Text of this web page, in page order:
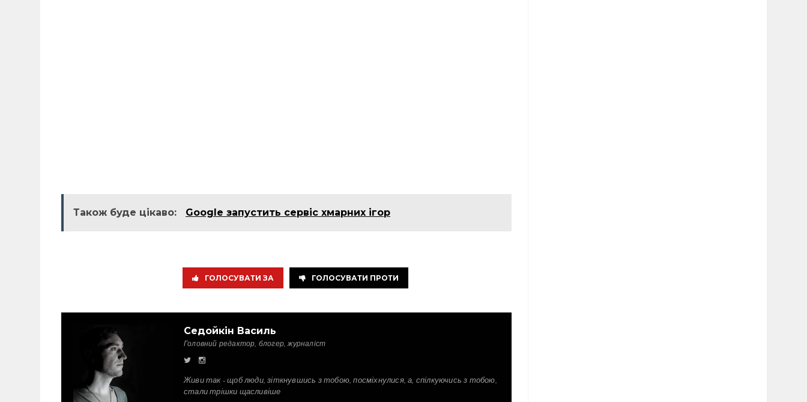
Також буде цікаво: Google запустить сервіс хмарних ігор
ГОЛОСУВАТИ ЗА ГОЛОСУВАТИ ПРОТИ
Седойкін Василь
Головний редактор, блогер, журналіст
Живи так - щоб люди, зіткнувшись з тобою, посміхнулися, а, спілкуючись з тобою,
стали трішки щасливіше